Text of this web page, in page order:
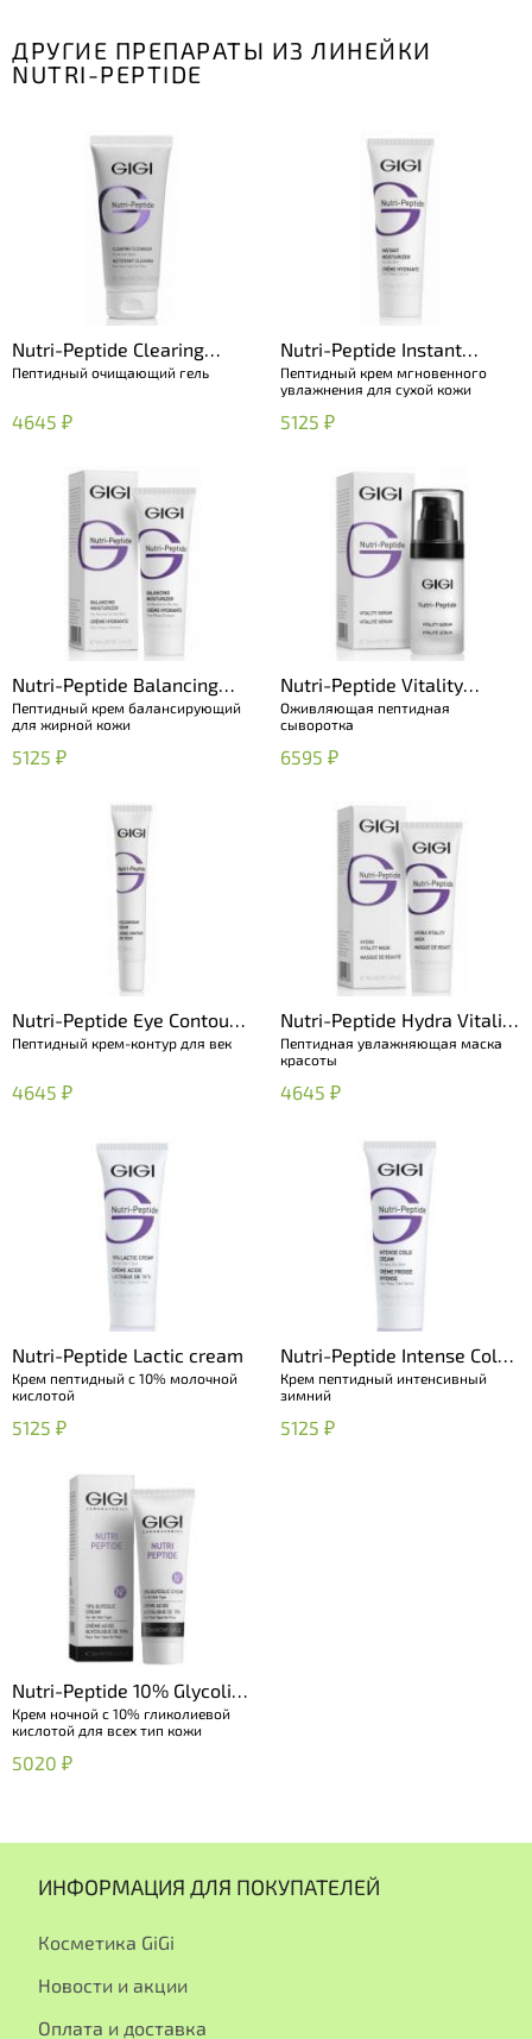
ДРУГИЕ ПРЕПАРАТЫ ИЗ ЛИНЕЙКИ
NUTRI-PEPTIDE
Nutri-Peptide Clearing
Cleanser
Пептидный очищающий гель
4645 ₽
Nutri-Peptide Instant
Moisturizer for DRY skin
Пептидный крем мгновенного
увлажнения для сухой кожи
5125 ₽
Nutri-Peptide Balancing
Moisturizer OILY Skin
Пептидный крем балансирующий
для жирной кожи
5125 ₽
Nutri-Peptide Vitality
Serum
Оживляющая пептидная
сыворотка
6595 ₽
Nutri-Peptide Eye Contour
Cream
Пептидный крем-контур для век
4645 ₽
Nutri-Peptide Hydra Vitality
Mask
Пептидная увлажняющая маска
красоты
4645 ₽
Nutri-Peptide Lactic cream
Крем пептидный с 10% молочной
кислотой
5125 ₽
Nutri-Peptide Intense Cold
Cream
Крем пептидный интенсивный
зимний
5125 ₽
Nutri-Peptide 10% Glycolic
Cream
Крем ночной с 10% гликолиевой
кислотой для всех тип кожи
5020 ₽
ИНФОРМАЦИЯ ДЛЯ ПОКУПАТЕЛЕЙ
Косметика GiGi
Новости и акции
Оплата и доставка